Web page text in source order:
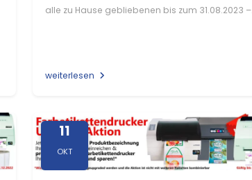
alle zu Hause gebliebenen bis zum 31.08.2023 –
weiterlesen
11
OKT